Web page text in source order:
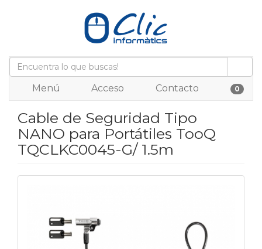
Menú Acceso Contacto 0
Cable de Seguridad Tipo
NANO para Portátiles TooQ
TQCLKC0045-G/ 1.5m